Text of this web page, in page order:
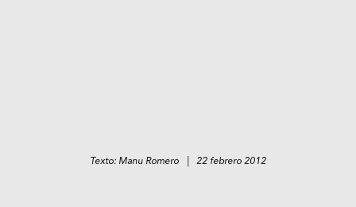
Texto: Manu Romero | 22 febrero 2012